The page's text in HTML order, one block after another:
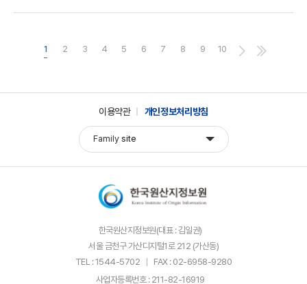
1 2 3 4 5 6 7 8 9 10
이용약관 개인정보처리방침
Family site
한국원산지정보원(대표 : 김일권)
서울 금천구 가산디지털1로 212 (가산동)
TEL : 1544-5702
FAX : 02-6958-9280
사업자등록번호 : 211-82-16919